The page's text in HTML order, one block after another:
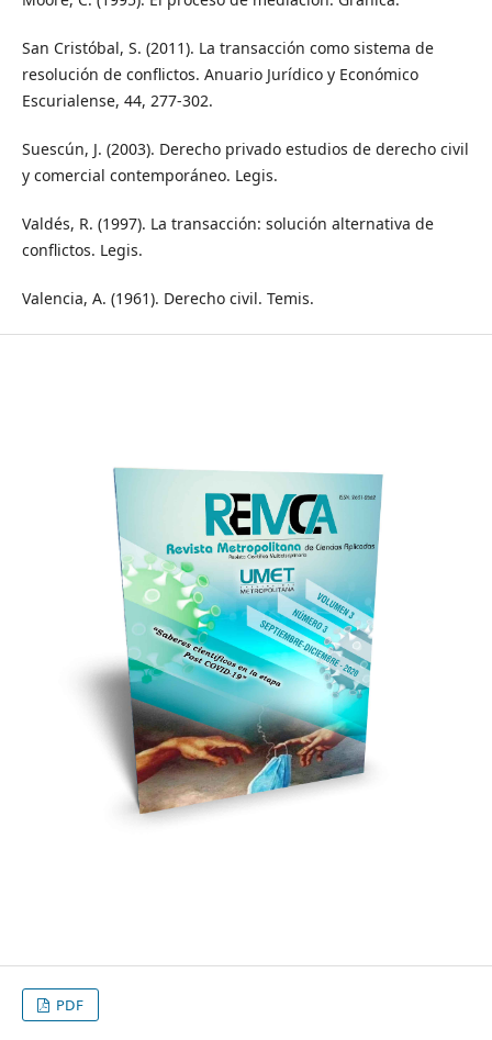
San Cristóbal, S. (2011). La transacción como sistema de
resolución de conflictos. Anuario Jurídico y Económico
Escurialense, 44, 277-302.
Suescún, J. (2003). Derecho privado estudios de derecho civil
y comercial contemporáneo. Legis.
Valdés, R. (1997). La transacción: solución alternativa de
conflictos. Legis.
Valencia, A. (1961). Derecho civil. Temis.
PDF